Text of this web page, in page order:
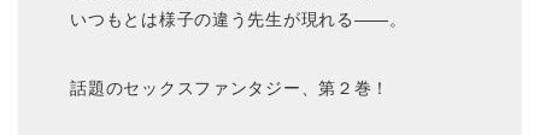
いつもとは様子の違う先生が現れる――。
話題のセックスファンタジー、第２巻！